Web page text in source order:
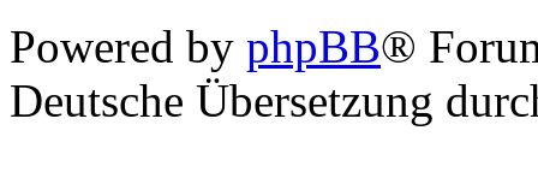
Powered by phpBB®
Deutsche Übersetzung